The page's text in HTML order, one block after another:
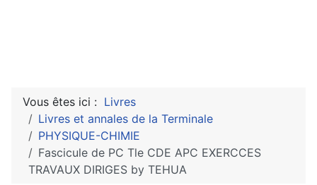
Vous êtes ici : Livres
Livres et annales de la Terminale
PHYSIQUE-CHIMIE
Fascicule de PC Tle CDE APC EXERCCES
TRAVAUX DIRIGES by TEHUA